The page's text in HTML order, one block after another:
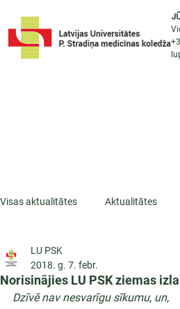
Visas aktualitātes Aktualitātes
ESF projekti
Norisinājies LU PSK ziemas
LU PSK
2018. g. 7. febr.
Dzīvē nav nesvarīgu sīkumu, un,